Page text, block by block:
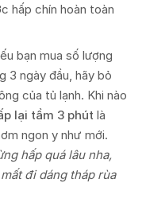
hấp chín hoàn toàn
bạn mua số lượng
3 ngày đầu, hãy bỏ
của tủ lạnh. Khi nào
lại tầm 3 phút là
ngon y như mới.
hấp quá lâu nha,
đi dáng tháp rùa